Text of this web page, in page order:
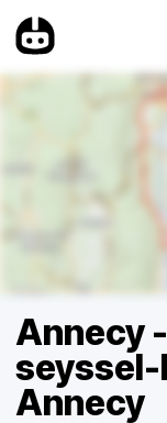
Annecy
Annecy